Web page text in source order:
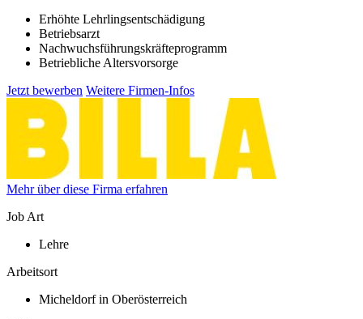
Erhöhte Lehrlingsentschädigung
Betriebsarzt
Nachwuchsführungskräfteprogramm
Betriebliche Altersvorsorge
Jetzt bewerben Weitere Firmen-Infos
Mehr über diese Firma erfahren
Job Art
Lehre
Arbeitsort
Micheldorf in Oberösterreich